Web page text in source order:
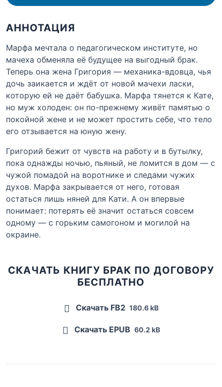
АННОТАЦИЯ
Марфа мечтала о педагогическом институте, но
мачеха обменяла её будущее на выгодный брак.
Теперь она жена Григория — механика-вдовца, чья
дочь заикается и ждёт от новой мачехи ласки,
которую ей не даёт бабушка. Марфа тянется к Кате,
но муж холоден: он по-прежнему живёт памятью о
покойной жене и не может простить себе, что тело
его отзывается на юную жену.
Григорий бежит от чувств на работу и в бутылку,
пока однажды ночью, пьяный, не ломится в дом — с
чужой помадой на воротнике и следами чужих
духов. Марфа закрывается от него, готовая
остаться лишь няней для Кати. А он впервые
понимает: потерять её значит остаться совсем
одному — с горьким самогоном и могилой на
окраине.
СКАЧАТЬ КНИГУ БРАК ПО ДОГОВОРУ
БЕСПЛАТНО
Скачать FB2 180.6 kB
Скачать EPUB 60.2 kB